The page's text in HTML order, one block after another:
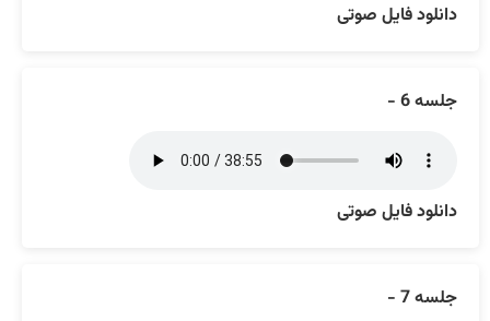
دانلود فایل صوتی
جلسه 6 -
دانلود فایل صوتی
جلسه 7 -